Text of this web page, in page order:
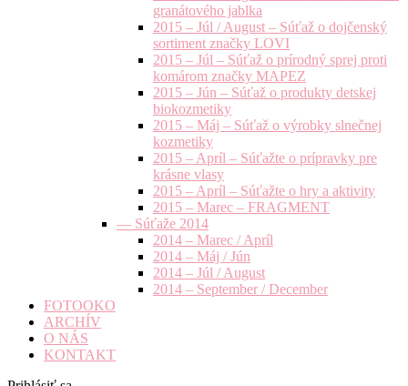
granátového jablka
2015 – Júl / August – Súťaž o dojčenský
sortiment značky LOVI
2015 – Júl – Súťaž o prírodný sprej proti
komárom značky MAPEZ
2015 – Jún – Súťaž o produkty detskej
biokozmetiky
2015 – Máj – Súťaž o výrobky slnečnej
kozmetiky
2015 – Apríl – Súťažte o prípravky pre
krásne vlasy
2015 – Apríl – Súťažte o hry a aktivity
2015 – Marec – FRAGMENT
— Súťaže 2014
2014 – Marec / Apríl
2014 – Máj / Jún
2014 – Júl / August
2014 – September / December
FOTOOKO
ARCHÍV
O NÁS
KONTAKT